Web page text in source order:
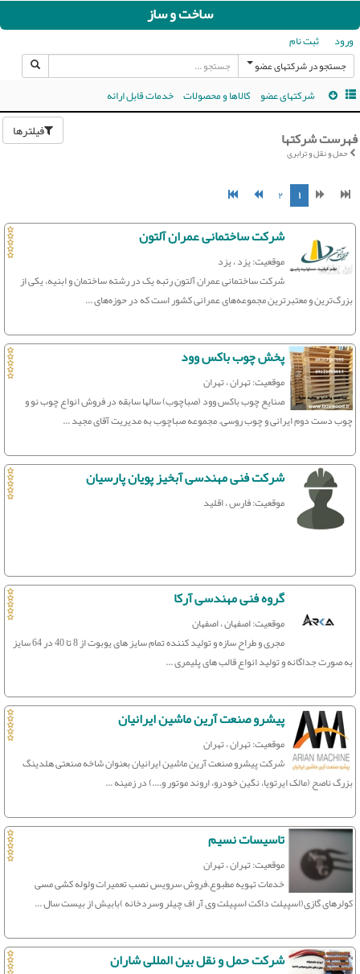
ساخت و ساز
ورود ثبت نام
جستجو در شرکتهای عضو
شرکتهای عضو کالاها و محصولات خدمات قابل ارائه
فیلترها فهرست شرکتها
حمل و نقل و ترابری
۱ ۲
شرکت ساختمانی عمران آلتون
موقعیت: یزد ، یزد
شرکت ساختمانی عمران آلتون رتبه یک در رشته ساختمان و ابنیه، یکی از
بزرگ‌ترین و معتبرترین مجموعه‌های عمرانی کشور است که در حوزه‌های ...
پخش چوب باکس وود
موقعیت: تهران ، تهران
صنایع چوب باکس وود (صباچوب) سالها سابقه در فروش انواع چوب نو و
چوب دست دوم ایرانی و چوب روسی. مجموعه صباچوب به مدیریت آقای مجید ...
شرکت فنی مهندسی آبخیز پویان پارسیان
موقعیت: فارس ، اقلید
گروه فنی مهندسی آرکا
موقعیت: اصفهان ، اصفهان
مجری و طراح سازه و تولید کننده تمام سایز های یوبوت از 8 تا 40 در 64 سایز
به صورت جداگانه و تولید انواع قالب های پلیمری ...
پیشرو صنعت آرین ماشین ایرانیان
موقعیت: تهران ، تهران
شرکت پیشرو صنعت آرین ماشین ایرانیان بعنوان شاخه صنعتی هلدینگ
بزرگ ناصح (مالک ایرتویا، نگین خودرو، اروند موتور و....) در زمینه ...
تاسیسات نسیم
موقعیت: تهران ، تهران
خدمات تهویه مطبوع.فروش سرویس نصب تعمیرات ولوله کشی مسی
کولرهای گازی(اسپیلت داکت اسپیلت وی آر اف چیلر وسردخانه )بابیش از بیست سال ...
شرکت حمل و نقل بین المللی شاران